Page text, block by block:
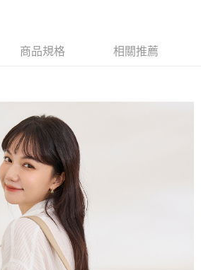
期」，訂單成立後會自動跳轉到大哥付的交易
擇欲分期的期數、繳款截止日，確認付款後即完
費用金額請依後續交易確認頁面所載為準。
前往確認交易或遇審核未通過，訂單將自動取
過狀況，表示未達大哥付你分期系統評分，恕無
「大哥付你分期」於每月結算日後寄送繳費提
可選擇「超商條碼／台灣大直營門市／銀行轉
」等通路繳費。
商品之後才付款」的支付方式。 讓您購物簡單
需綁卡、不需儲值。
訊認證，即可結帳。
務後，再付款。
流程】
先享後付」後，將跳轉至「AFTEE先享後付」
認金額後，即可完成結帳。
收到繳費通知簡訊。
天內，點擊此簡訊中的連結，可透過四大超商／
含以上)免運費
含以上)免運費
商品規格 相關推薦